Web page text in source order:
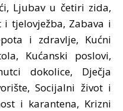
Ljubav u četiri zida,
tjelovježba, Zabava i
i zdravlje, Kućni
Kućanski poslovi,
dokolice, Dječja
Socijalni život i
i karantena, Krizni